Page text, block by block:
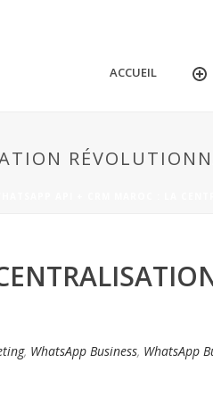
ACCUEIL
, WhatsApp Business, WhatsApp